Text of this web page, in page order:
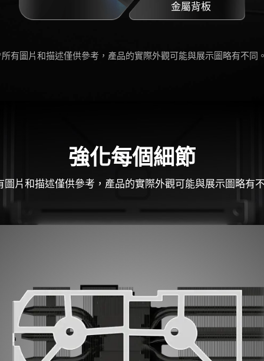
金屬背板
有圖片和描述僅供參考，產品的實際外觀可能與展示圖略有不同
強化每個細節
圖片和描述僅供參考，產品的實際外觀可能與展示圖略有